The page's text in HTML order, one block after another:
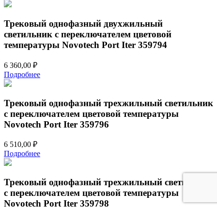
Трековый однофазный двухжильный
светильник с переключателем цветовой
температуры Novotech Port Iter 359794
6 360,00 ₽
Подробнее
Трековый однофазный трехжильный светильник
с переключателем цветовой температуры
Novotech Port Iter 359796
6 510,00 ₽
Подробнее
Трековый однофазный трехжильный светильник
с переключателем цветовой температуры
Novotech Port Iter 359798